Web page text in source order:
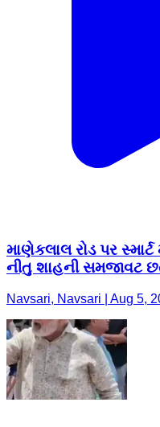
માણેકલાલ રોડ પર સ્માર્ટ
નીતુ શાહની સમજાવટ
Navsari, Navsari | Aug 5,